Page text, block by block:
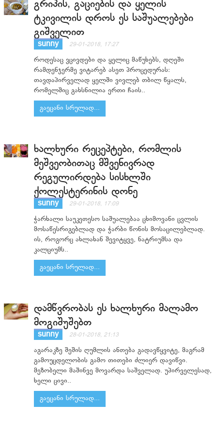
გრიპის, გაციების და ყელის
ტკივილის დროს ეს საშუალებები
გიშველით
sunny 29-01-2018, 17:27
როდესაც ვცივდები და ყელიც მაწუხებს, დღეში
რამდენჯერმე ვიტარებ ასეთ პროცედურას:
თავდაპირველად ყელში ვივლებ თბილ წყალს,
რომელშიც გახსნილია ერთი ჩაის..
გაეცანი სრულად...
ხალხური რეცეპტები, რომლის
მეშვეობითაც მშვენივრად
რეგულირდება სისხლში
ქოლესტერინის დონე
sunny 29-01-2018, 17:09
ჭარხალი საუკეთესო საშუალებაა ცხიმოვანი ცვლის
მოსაწესრიგებლად და ჭარბი წონის მოსაცილებლად.
ის, როგორც ახლახან შევიტყვე, ნატრიუმსა და
კალციუმს..
გაეცანი სრულად...
დამწვრობას ეს ხალხური მალამო
მოგიშუშებთ
sunny 28-01-2018, 21:13
აგარაკზე შეშის ღუმლის ანთება გადავწყვიტე, მაგრამ
გამოუცდელობის გამო თითები ძლიერ დავიწვი.
მეზობელი მაშინვე მოვარდა საშველად. უპირველესად,
ხელი ცივი..
გაეცანი სრულად...